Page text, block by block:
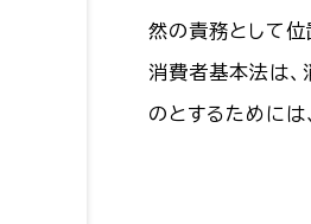
然の責務として位
消費者基本法は
のとするために